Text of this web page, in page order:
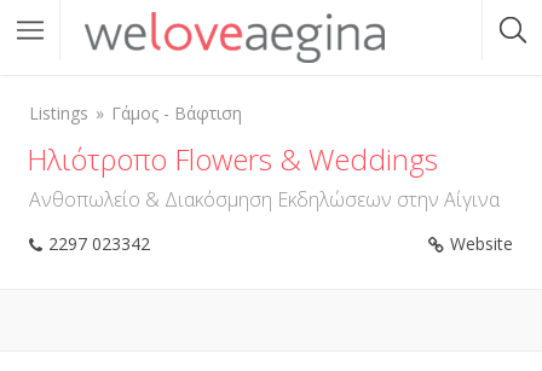
Listings Γάμος - Βάφτιση
Ηλιότροπο Flowers & Weddings
Ανθοπωλείο & Διακόσμηση Εκδηλώσεων στην Αίγινα
2297 023342 Website